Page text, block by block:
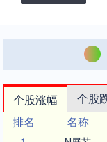
个股涨幅 个股
排名
名称